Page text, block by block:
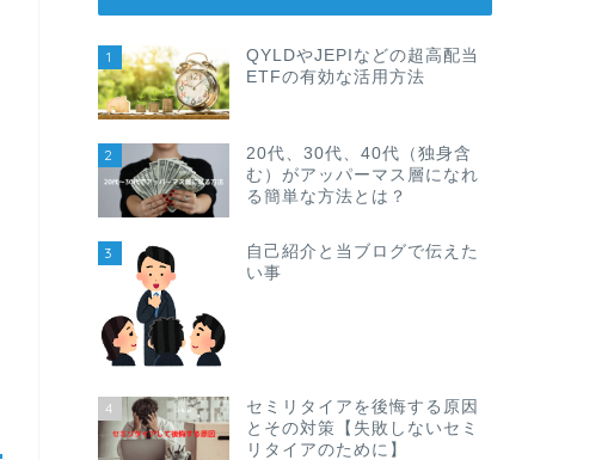
1
QYLDやJEPIなどの超高配当
ETFの有効な活用方法
2
20代、30代、40代（独身含
む）がアッパーマス層になれ
る簡単な方法とは？
3
自己紹介と当ブログで伝えた
い事
4
セミリタイアを後悔する原因
とその対策【失敗しないセミ
リタイアのために】